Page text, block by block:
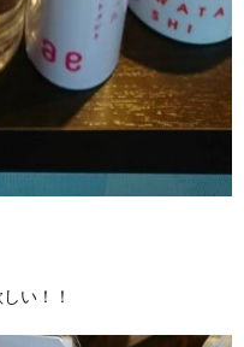
い！！